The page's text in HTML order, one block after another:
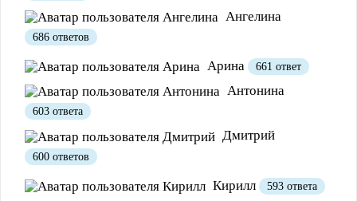
Ангелина
686 ответов
Арина 661 ответ
Антонина
603 ответа
Дмитрий
600 ответов
Кирилл 593 ответа